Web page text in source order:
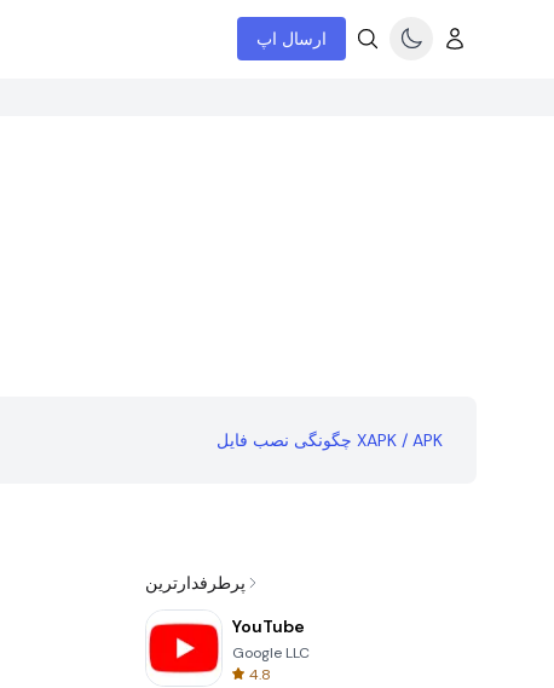
ارسال اپ
چگونگی نصب فایل XAPK / APK
پرطرفدارترین
YouTube
Google LLC
4.8